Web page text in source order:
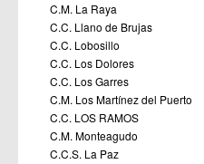
C.M. La Raya
C.C. Llano de Brujas
C.C. Lobosillo
C.C. Los Dolores
C.C. Los Garres
C.M. Los Martínez del Puerto
C.C. LOS RAMOS
C.M. Monteagudo
C.C.S. La Paz